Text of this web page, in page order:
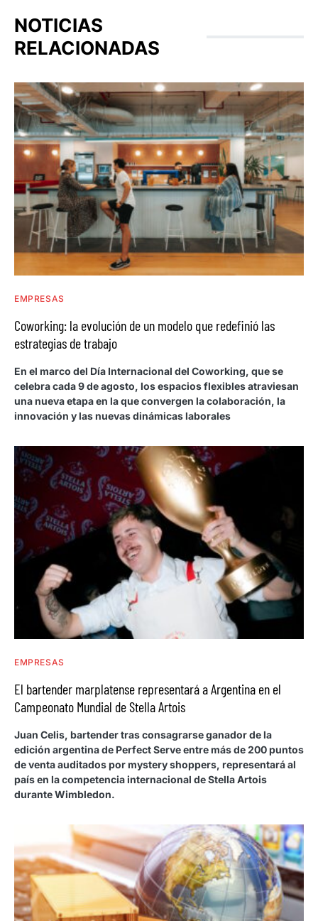
NOTICIAS
RELACIONADAS
EMPRESAS
Coworking: la evolución de un modelo que redefinió las
estrategias de trabajo
En el marco del Día Internacional del Coworking, que se
celebra cada 9 de agosto, los espacios flexibles atraviesan
una nueva etapa en la que convergen la colaboración, la
innovación y las nuevas dinámicas laborales
EMPRESAS
El bartender marplatense representará a Argentina en el
Campeonato Mundial de Stella Artois
Juan Celis, bartender tras consagrarse ganador de la
edición argentina de Perfect Serve entre más de 200 puntos
de venta auditados por mystery shoppers, representará al
país en la competencia internacional de Stella Artois
durante Wimbledon.